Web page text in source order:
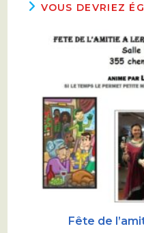
VOUS DEVRIEZ
Fête de